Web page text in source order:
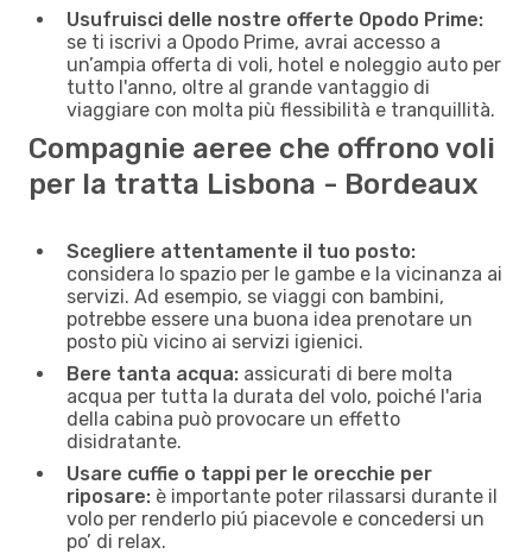
Usufruisci delle nostre offerte Opodo Prime:
se ti iscrivi a Opodo Prime, avrai accesso a
un’ampia offerta di voli, hotel e noleggio auto per
tutto l'anno, oltre al grande vantaggio di
viaggiare con molta più flessibilità e tranquillità.
Compagnie aeree che offrono voli
per la tratta Lisbona - Bordeaux
Scegliere attentamente il tuo posto:
considera lo spazio per le gambe e la vicinanza ai
servizi. Ad esempio, se viaggi con bambini,
potrebbe essere una buona idea prenotare un
posto più vicino ai servizi igienici.
Bere tanta acqua: assicurati di bere molta
acqua per tutta la durata del volo, poiché l'aria
della cabina può provocare un effetto
disidratante.
Usare cuffie o tappi per le orecchie per
riposare: è importante poter rilassarsi durante il
volo per renderlo piú piacevole e concedersi un
po’ di relax.